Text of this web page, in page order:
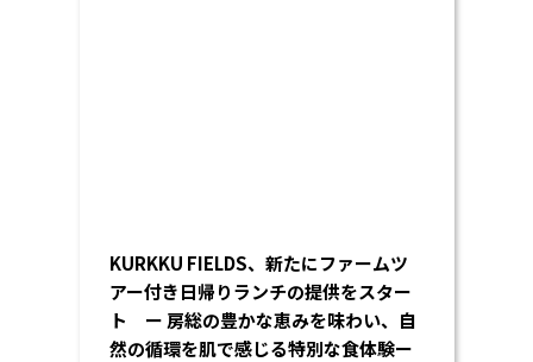
KURKKU FIELDS、新たにファームツ
アー付き日帰りランチの提供をスター
ト ー 房総の豊かな恵みを味わい、自
然の循環を肌で感じる特別な食体験ー